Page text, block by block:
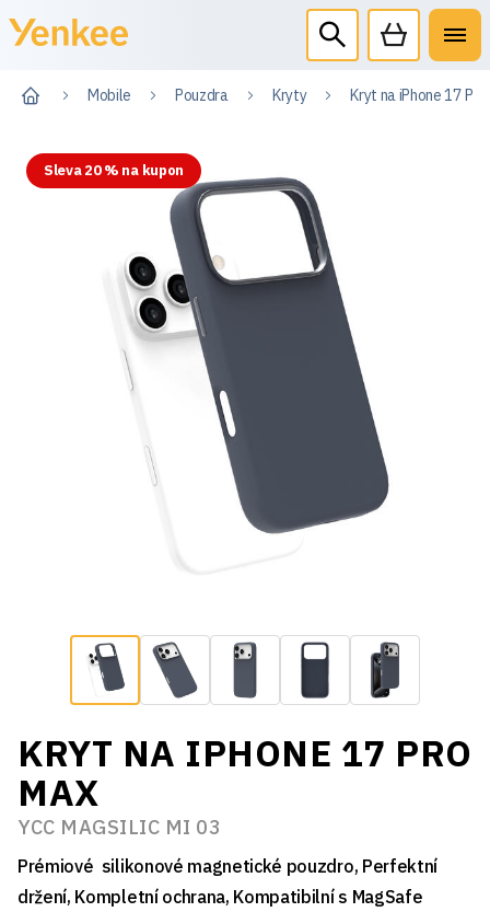
Mobile Pouzdra Kryty Kryt na iPhone 17 Pro
Sleva 20 % na kupon
KRYT NA IPHONE 17 PRO
MAX
YCC MAGSILIC MI 03
Prémiové silikonové magnetické pouzdro, Perfektní
držení, Kompletní ochrana, Kompatibilní s MagSafe